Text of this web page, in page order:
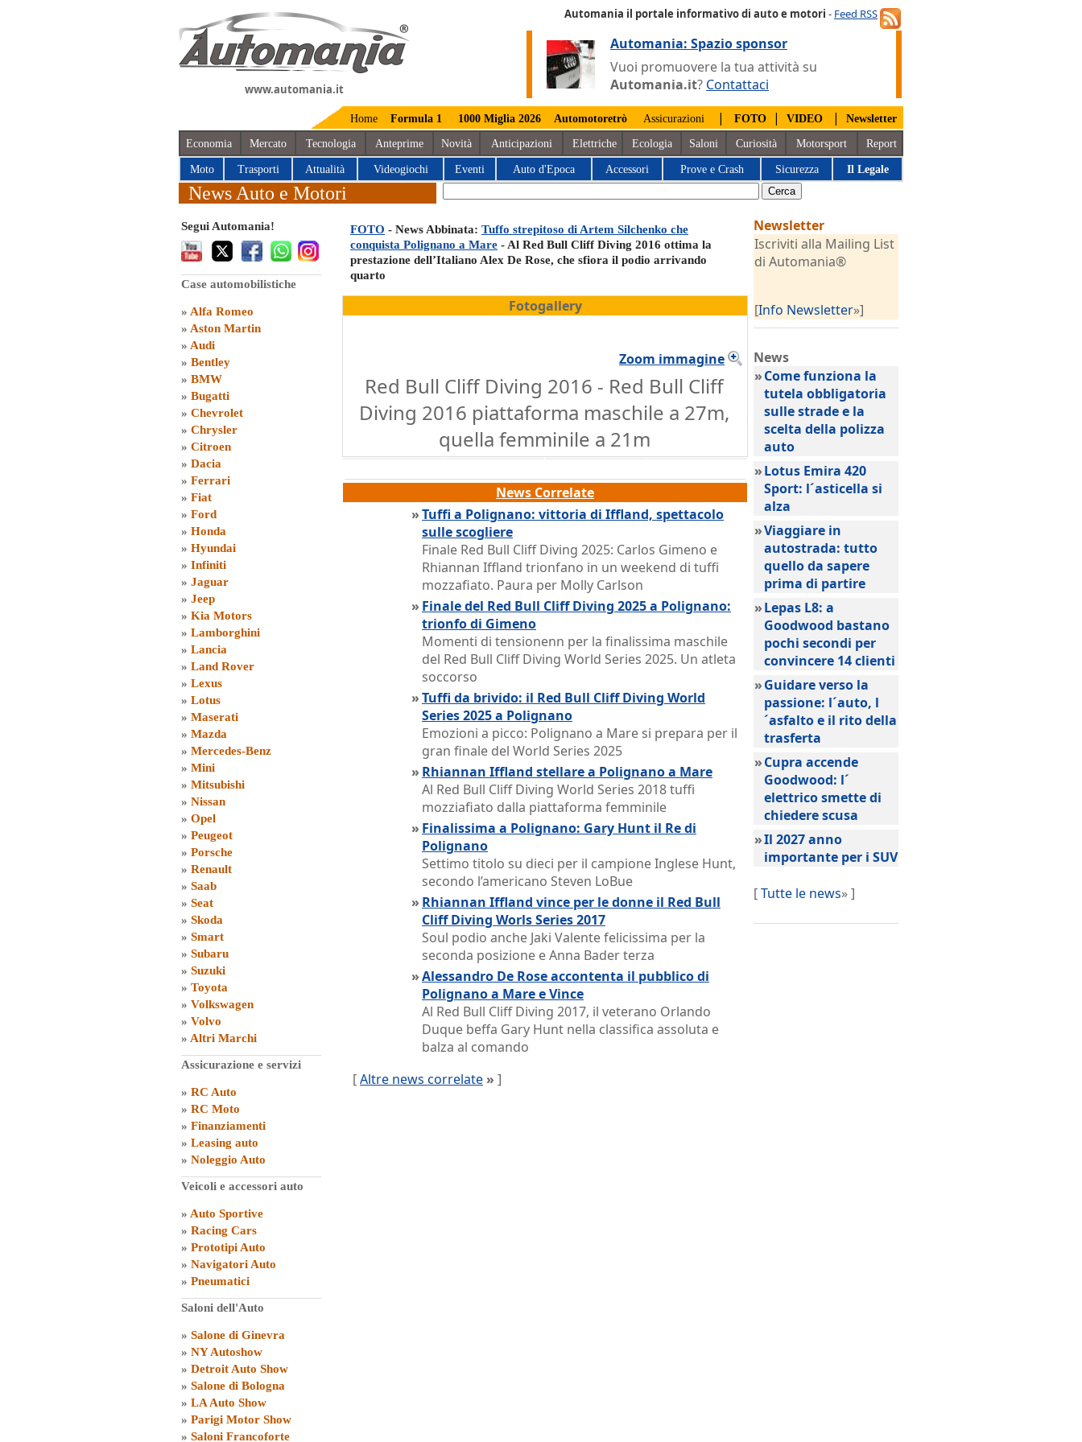
www.automania.it
Automania il portale informativo di auto e motori - Feed RSS
Automania: Spazio sponsor
Vuoi promuovere la tua attività su
Automania.it? Contattaci
Home Formula 1 1000 Miglia 2026 Automotoretrò Assicurazioni | FOTO | VIDEO | Newsletter
Economia Mercato Tecnologia Anteprime Novità Anticipazioni Elettriche Ecologia Saloni Curiosità Motorsport Report
Moto Trasporti Attualità Videogiochi Eventi Auto d'Epoca Accessori Prove e Crash Sicurezza Il Legale
News Auto e Motori
Segui Automania!
Case automobilistiche
» Alfa Romeo
» Aston Martin
» Audi
» Bentley
» BMW
» Bugatti
» Chevrolet
» Chrysler
» Citroen
» Dacia
» Ferrari
» Fiat
» Ford
» Honda
» Hyundai
» Infiniti
» Jaguar
» Jeep
» Kia Motors
» Lamborghini
» Lancia
» Land Rover
» Lexus
» Lotus
» Maserati
» Mazda
» Mercedes-Benz
» Mini
» Mitsubishi
» Nissan
» Opel
» Peugeot
» Porsche
» Renault
» Saab
» Seat
» Skoda
» Smart
» Subaru
» Suzuki
» Toyota
» Volkswagen
» Volvo
» Altri Marchi
Assicurazione e servizi
» RC Auto
» RC Moto
» Finanziamenti
» Leasing auto
» Noleggio Auto
Veicoli e accessori auto
» Auto Sportive
» Racing Cars
» Prototipi Auto
» Navigatori Auto
» Pneumatici
Saloni dell'Auto
» Salone di Ginevra
» NY Autoshow
» Detroit Auto Show
» Salone di Bologna
» LA Auto Show
» Parigi Motor Show
» Saloni Francoforte
FOTO - News Abbinata: Tuffo strepitoso di Artem Silchenko che
conquista Polignano a Mare - Al Red Bull Cliff Diving 2016 ottima la
prestazione dell’Italiano Alex De Rose, che sfiora il podio arrivando
quarto
Fotogallery
Zoom immagine
Red Bull Cliff Diving 2016 - Red Bull Cliff
Diving 2016 piattaforma maschile a 27m,
quella femminile a 21m
News Correlate
»Tuffi a Polignano: vittoria di Iffland, spettacolo
sulle scogliere
Finale Red Bull Cliff Diving 2025: Carlos Gimeno e
Rhiannan Iffland trionfano in un weekend di tuffi
mozzafiato. Paura per Molly Carlson
» Finale del Red Bull Cliff Diving 2025 a Polignano:
trionfo di Gimeno
Momenti di tensionenn per la finalissima maschile
del Red Bull Cliff Diving World Series 2025. Un atleta
soccorso
»Tuffi da brivido: il Red Bull Cliff Diving World
Series 2025 a Polignano
Emozioni a picco: Polignano a Mare si prepara per il
gran finale del World Series 2025
» Rhiannan Iffland stellare a Polignano a Mare
Al Red Bull Cliff Diving World Series 2018 tuffi
mozziafiato dalla piattaforma femminile
» Finalissima a Polignano: Gary Hunt il Re di
Polignano
Settimo titolo su dieci per il campione Inglese Hunt,
secondo l’americano Steven LoBue
» Rhiannan Iffland vince per le donne il Red Bull
Cliff Diving Worls Series 2017
Soul podio anche Jaki Valente felicissima per la
seconda posizione e Anna Bader terza
»Alessandro De Rose accontenta il pubblico di
Polignano a Mare e Vince
Al Red Bull Cliff Diving 2017, il veterano Orlando
Duque beffa Gary Hunt nella classifica assoluta e
balza al comando
[Altre news correlate » ]
Newsletter
Iscriviti alla Mailing List
di Automania®
[Info Newsletter»]
News
»Come funziona la
tutela obbligatoria
sulle strade e la
scelta della polizza
auto
»Lotus Emira 420
Sport: l´asticella si
alza
»Viaggiare in
autostrada: tutto
quello da sapere
prima di partire
»Lepas L8: a
Goodwood bastano
pochi secondi per
convincere 14 clienti
»Guidare verso la
passione: l´auto, l
´asfalto e il rito della
trasferta
»Cupra accende
Goodwood: l´
elettrico smette di
chiedere scusa
»Il 2027 anno
importante per i SUV
[Tutte le news» ]